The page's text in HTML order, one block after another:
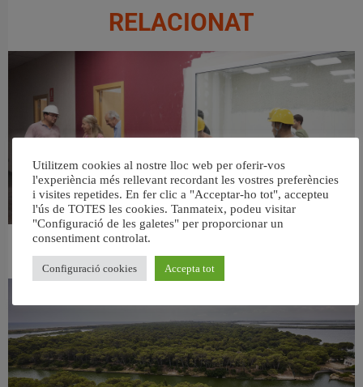
RELACIONAT
Utilitzem cookies al nostre lloc web per oferir-vos
l'experiència més rellevant recordant les vostres preferències
i visites repetides. En fer clic a "Acceptar-ho tot", accepteu
l'ús de TOTES les cookies. Tanmateix, podeu visitar
"Configuració de les galetes" per proporcionar un
consentiment controlat.
Configuració cookies Accepta tot